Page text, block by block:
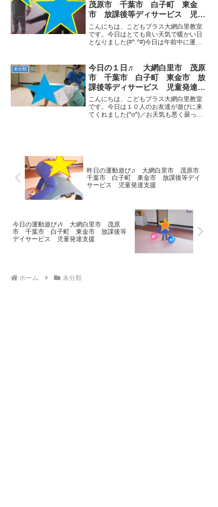
茂原市 千葉市 白子町 東金
市 放課後等ディサービス 児童
発達支援
こんにちは、こどもプラス大網白里教室
です。今日はとても良い天気で暖かい日
となりました(#^.^#)今日は午前中に運動
回りなどに挑戦しています♬ 読み聞かせ
では、...
未分類
今日の１日♬ 大網白里市 茂原
市 千葉市 白子町 東金市 放
課後等ディサービス 児童発達支
援
こんにちは、こどもプラス大網白里教室
です。今日は１０人のお友達が遊びに来
てくれました(^o^)／お天気も悪く曇って
昨日の運動遊び♫ 大網白里市 茂原市
千葉市 白子町 東金市 放課後等デイ
サービス 児童発達支援
今日の運動遊び🎶 大網白里市 茂原
市 千葉市 白子町 東金市 放課後等
デイサービス 児童発達支援
ホーム 未分類